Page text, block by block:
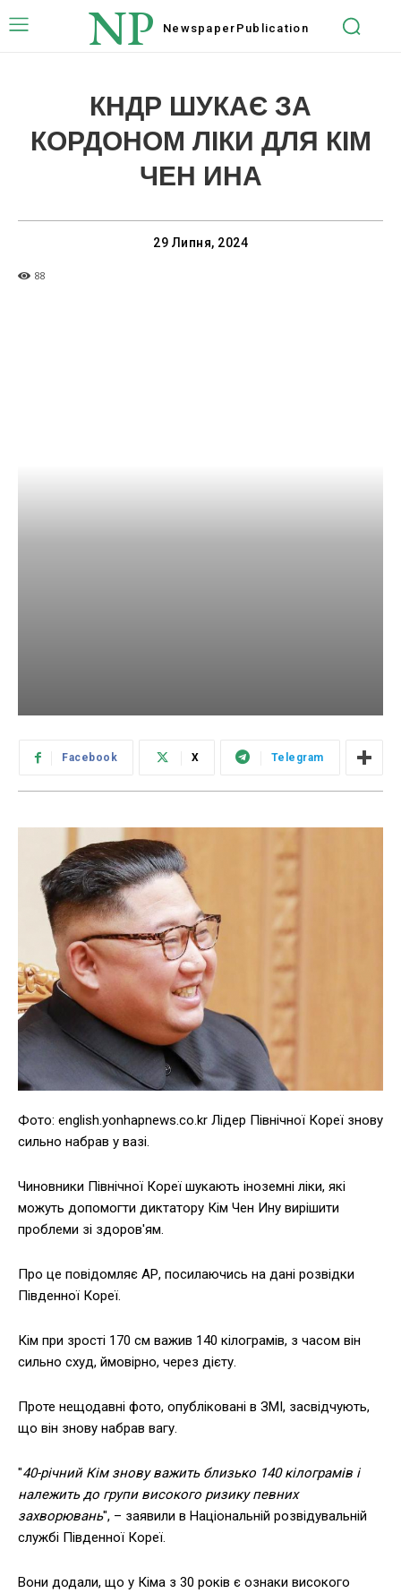
NP Newspaper Publication
КНДР ШУКАЄ ЗА
КОРДОНОМ ЛІКИ ДЛЯ КІМ
ЧЕН ИНА
29 Липня, 2024
88
Facebook X Telegram
Фото: english.yonhapnews.co.kr Лідер Північної Кореї знову
сильно набрав у вазі.
Чиновники Північної Кореї шукають іноземні ліки, які
можуть допомогти диктатору Кім Чен Ину вирішити
проблеми зі здоров'ям.
Про це повідомляє АР, посилаючись на дані розвідки
Південної Кореї.
Кім при зрості 170 см важив 140 кілограмів, з часом він
сильно схуд, ймовірно, через дієту.
Проте нещодавні фото, опубліковані в ЗМІ, засвідчують,
що він знову набрав вагу.
"40-річний Кім знову важить близько 140 кілограмів і
належить до групи високого ризику певних
захворювань", – заявили в Національній розвідувальній
службі Південної Кореї.
Вони додали, що у Кіма з 30 років є ознаки високого